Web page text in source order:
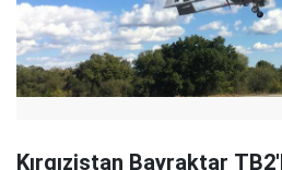
Kırgızistan Bayraktar